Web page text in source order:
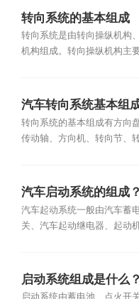
转向系统的基本组成
转向系统是由转向操纵机构
机构组成。转向操纵机构主
汽车转向系统基本组
转向系统的基本组成有方向
传动轴、方向机、转向节、
汽车启动系统的组成？
汽车起动系统一般由汽车蓄
关、汽车起动继电器、起动
启动系统组成是什么？